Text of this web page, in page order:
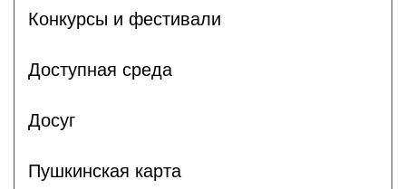
Конкурсы и фестивали
Доступная среда
Досуг
Пушкинская карта